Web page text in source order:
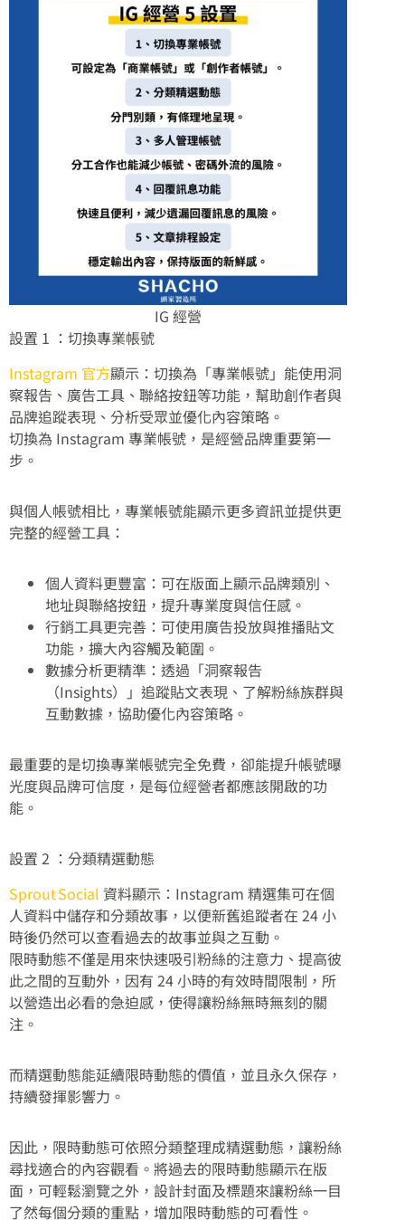
IG 經營
設置 1 ：切換專業帳號
Instagram 官方顯示：切換為「專業帳號」能使用洞
察報告、廣告工具、聯絡按鈕等功能，幫助創作者與
品牌追蹤表現、分析受眾並優化內容策略。
切換為 Instagram 專業帳號，是經營品牌重要第一
步。
與個人帳號相比，專業帳號能顯示更多資訊並提供更
完整的經營工具：
個人資料更豐富：可在版面上顯示品牌類別、
地址與聯絡按鈕，提升專業度與信任感。
行銷工具更完善：可使用廣告投放與推播貼文
功能，擴大內容觸及範圍。
數據分析更精準：透過「洞察報告
（Insights）」追蹤貼文表現、了解粉絲族群與
互動數據，協助優化內容策略。
最重要的是切換專業帳號完全免費，卻能提升帳號曝
光度與品牌可信度，是每位經營者都應該開啟的功
能。
設置 2 ：分類精選動態
Sprout Social 資料顯示：Instagram 精選集可在個
人資料中儲存和分類故事，以便新舊追蹤者在 24 小
時後仍然可以查看過去的故事並與之互動。
限時動態不僅是用來快速吸引粉絲的注意力、提高彼
此之間的互動外，因有 24 小時的有效時間限制，所
以營造出必看的急迫感，使得讓粉絲無時無刻的關
注。
而精選動態能延續限時動態的價值，並且永久保存，
持續發揮影響力。
因此，限時動態可依照分類整理成精選動態，讓粉絲
尋找適合的內容觀看。將過去的限時動態顯示在版
面，可輕鬆瀏覽之外，設計封面及標題來讓粉絲一目
了然每個分類的重點，增加限時動態的可看性。